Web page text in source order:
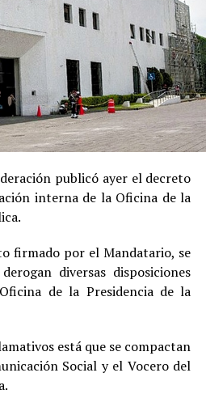
publicó ayer el decreto
interna de la Oficina de la
firmado por el Mandatario, se
diversas disposiciones
de la Presidencia de la
está que se compactan
Social y el Vocero del